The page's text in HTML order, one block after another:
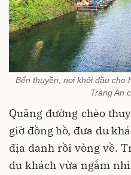
Bến thuyền, nơi khởi đầu cho
Tràng An
Quãng đường chèo
giờ đồng hồ, đưa du
địa danh rồi vòng về.
du khách vừa ngắm